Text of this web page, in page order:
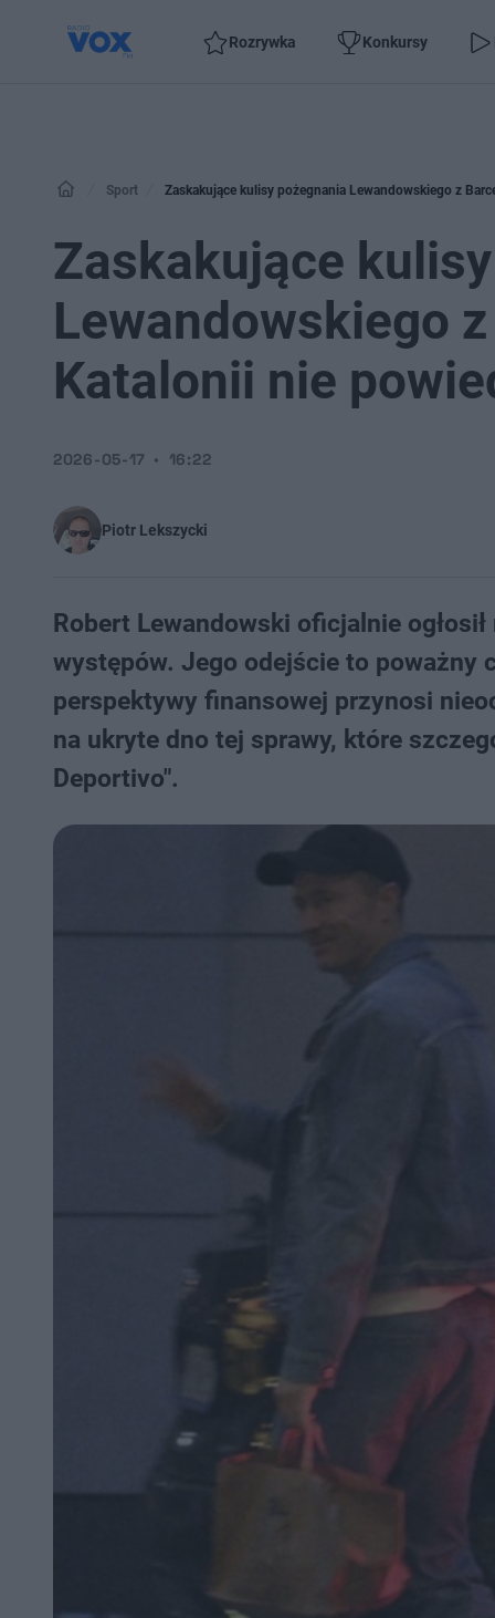
Rozrywka Konkursy
Sport Zaskakujące kulisy pożegnania Lewandowskiego z
Zaskakujące
Lewandowskiego
Katalonii nie
Piotr Lekszycki
2026-05-17 16:22
Robert Lewandowski oficjalnie
występów. Jego odejście to poważny
perspektywy finansowej przynosi
na ukryte dno tej sprawy, które
Deportivo".